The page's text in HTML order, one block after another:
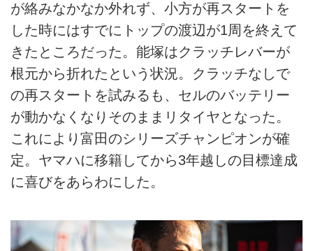
が絡みなかなか外れず、小方が再スタートを
した時にはすでにトップの渡辺が1周を終えて
きたところだった。能塚はクラッチレバーが
根元から折れたという状況。クラッチなしで
の再スタートを試みるも、セルのバッテリー
が動かなくなりそのままリタイヤとなった。
これにより富田のシリーズチャンピオンが確
定。ヤマハに移籍してから3年越しの目標達成
に喜びをあらわにした。